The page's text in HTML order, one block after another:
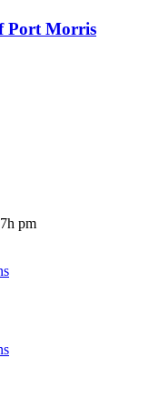
Port Morris
pm